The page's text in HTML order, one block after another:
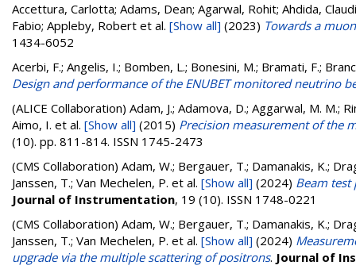
Accettura, Carlotta; Adams, Dean; Agarwal, Rohit; Ahdida,
Fabio; Appleby, Robert et al. [Show all] (2023) Towards a
1434-6052
Acerbi, F.; Angelis, I.; Bomben, L.; Bonesini, M.; Bramati, F.;
Design and performance of the ENUBET monitored neutrino
(ALICE Collaboration) Adam, J.; Adamova, D.; Aggarwal, M. M.;
Aimo, I. et al. [Show all] (2015) Precision measurement of the
(10). pp. 811-814. ISSN 1745-2473
(CMS Collaboration) Adam, W.; Bergauer, T.; Damanakis, K.;
Janssen, T.; Van Mechelen, P. et al. [Show all] (2024) Beam test
Journal of Instrumentation, 19 (10). ISSN 1748-0221
(CMS Collaboration) Adam, W.; Bergauer, T.; Damanakis, K.;
Janssen, T.; Van Mechelen, P. et al. [Show all] (2024)
upgrade via the multiple scattering of positrons. Journal of